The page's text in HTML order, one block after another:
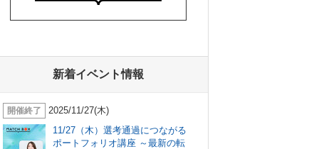
新着イベント情報
開催終了
2025/11/27(木)
11/27（木）選考通過につながる
ポートフォリオ講座 ～最新の転